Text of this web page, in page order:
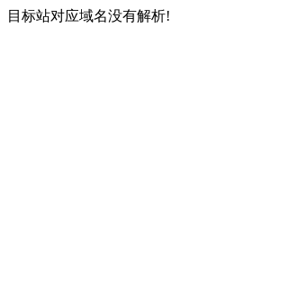
目标站对应域名没有解析!